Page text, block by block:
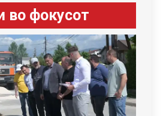
во фокусот